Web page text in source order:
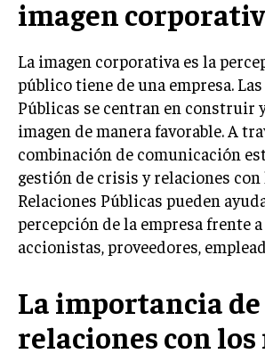
INVESTIGACIÓN DE MERCADO
ANÁLISIS DE COMPETENCIA
GESTIÓN DE CLIENTES
EMPRENDIMIENTO
INNOVACIÓN EMPRESARIAL
GESTIÓN DEL CAMBIO
LIDERAZGO
HABILIDADES DIRECTIVAS
PLANIFICACIÓN EMPRESARIAL
imagen
La imagen corporativa es la
público tiene de una empresa.
Públicas se centran en construir
imagen de manera favorable. A
combinación de comunicación
gestión de crisis y relaciones con
Relaciones Públicas pueden
percepción de la empresa frente
accionistas, proveedores,
La importancia de
relaciones con los